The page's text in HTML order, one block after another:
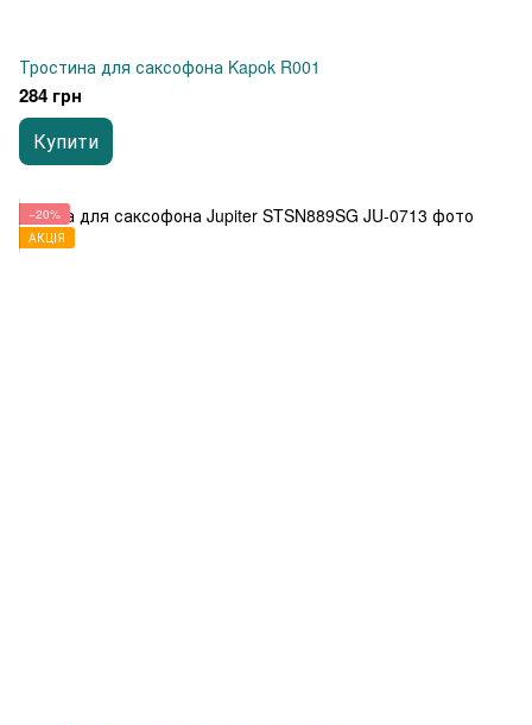
Тростина для саксофона Kapok R001
284 грн
Купити
−20%
АКЦІЯ